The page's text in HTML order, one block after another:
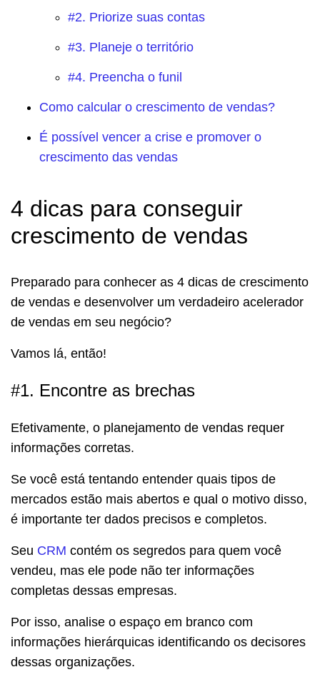
#2. Priorize suas contas
#3. Planeje o território
#4. Preencha o funil
Como calcular o crescimento de vendas?
É possível vencer a crise e promover o
crescimento das vendas
4 dicas para conseguir
crescimento de vendas
Preparado para conhecer as 4 dicas de crescimento
de vendas e desenvolver um verdadeiro acelerador
de vendas em seu negócio?
Vamos lá, então!
#1. Encontre as brechas
Efetivamente, o planejamento de vendas requer
informações corretas.
Se você está tentando entender quais tipos de
mercados estão mais abertos e qual o motivo disso,
é importante ter dados precisos e completos.
Seu CRM contém os segredos para quem você
vendeu, mas ele pode não ter informações
completas dessas empresas.
Por isso, analise o espaço em branco com
informações hierárquicas identificando os decisores
dessas organizações.